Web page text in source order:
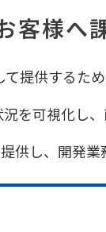
客様へ
提供するた
を可視化し
供し、開発